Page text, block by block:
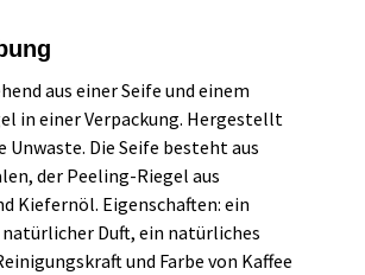
aus einer Seife und einem
in einer Verpackung. Hergestellt
Unwaste. Die Seife besteht aus
der Peeling-Riegel aus
Kiefernöl. Eigenschaften: ein
Duft, ein natürliches
und Farbe von Kaffee